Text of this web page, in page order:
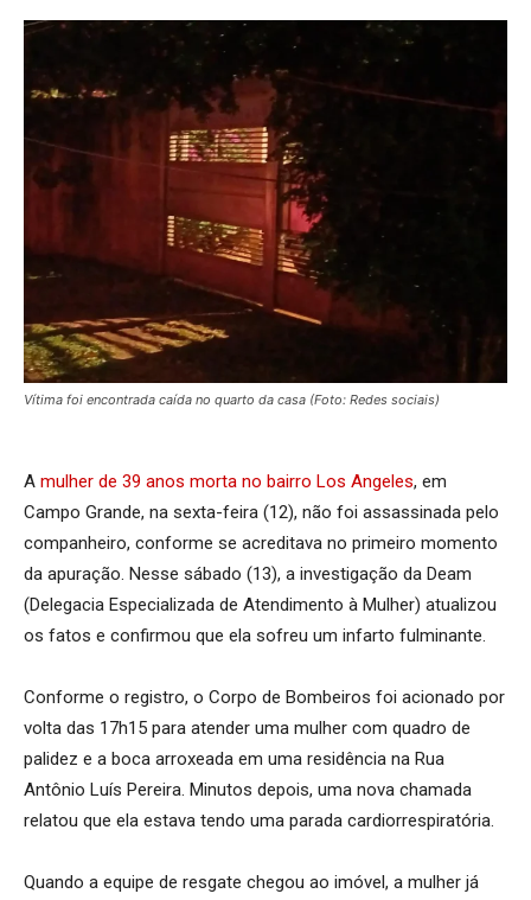
Vítima foi encontrada caída no quarto da casa (Foto: Redes sociais)
A mulher de 39 anos morta no bairro Los Angeles, em
Campo Grande, na sexta-feira (12), não foi assassinada pelo
companheiro, conforme se acreditava no primeiro momento
da apuração. Nesse sábado (13), a investigação da Deam
(Delegacia Especializada de Atendimento à Mulher) atualizou
os fatos e confirmou que ela sofreu um infarto fulminante.
Conforme o registro, o Corpo de Bombeiros foi acionado por
volta das 17h15 para atender uma mulher com quadro de
palidez e a boca arroxeada em uma residência na Rua
Antônio Luís Pereira. Minutos depois, uma nova chamada
relatou que ela estava tendo uma parada cardiorrespiratória.
Quando a equipe de resgate chegou ao imóvel, a mulher já